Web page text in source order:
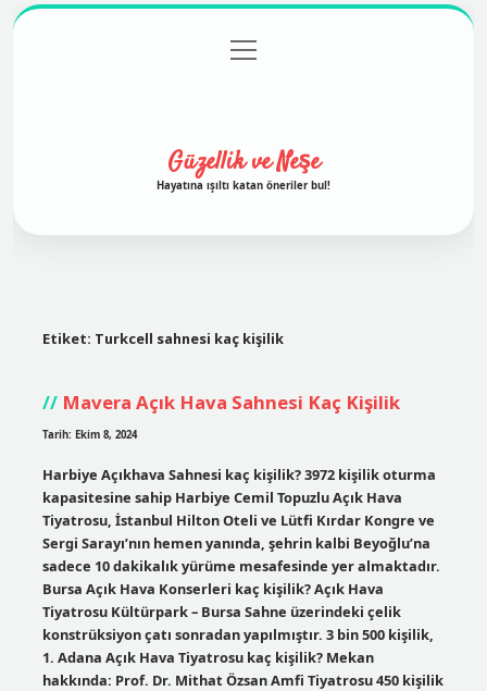
Gizlilik Politikası
menüyü
aç
Güzellik ve Neşe
Hayatına ışıltı katan öneriler bul!
Etiket: Turkcell sahnesi kaç kişilik
Mavera Açık Hava Sahnesi Kaç Kişilik
Tarih: Ekim 8, 2024
Harbiye Açıkhava Sahnesi kaç kişilik? 3972 kişilik oturma
kapasitesine sahip Harbiye Cemil Topuzlu Açık Hava
Tiyatrosu, İstanbul Hilton Oteli ve Lütfi Kırdar Kongre ve
Sergi Sarayı’nın hemen yanında, şehrin kalbi Beyoğlu’na
sadece 10 dakikalık yürüme mesafesinde yer almaktadır.
Bursa Açık Hava Konserleri kaç kişilik? Açık Hava
Tiyatrosu Kültürpark – Bursa Sahne üzerindeki çelik
konstrüksiyon çatı sonradan yapılmıştır. 3 bin 500 kişilik,
1. Adana Açık Hava Tiyatrosu kaç kişilik? Mekan
hakkında: Prof. Dr. Mithat Özsan Amfi Tiyatrosu 450 kişilik